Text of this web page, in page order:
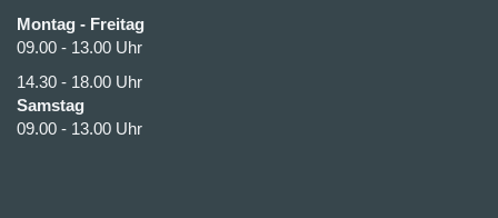
Montag - Freitag
09.00 - 13.00 Uhr
14.30 - 18.00 Uhr
Samstag
09.00 - 13.00 Uhr